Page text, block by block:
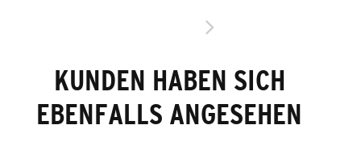
KUNDEN HABEN SICH
EBENFALLS ANGESEHEN